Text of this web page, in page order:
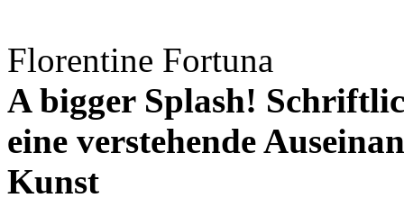
Florentine Fortuna
A bigger Splash!
eine verstehende
Kunst